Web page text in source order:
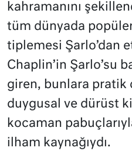
kahramanını
tüm dünyada
tiplemesi Şarlo’dan
Chaplin’in Şarlo’su
giren, bunlara pratik
duygusal ve dürüst
kocaman
ilham kaynağıydı.